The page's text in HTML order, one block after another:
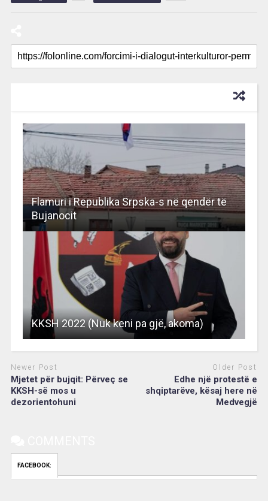
Flamuri i Republika Srpska-s në qendër të
Bujanocit
KKSH 2022 (Nuk keni pa gjë, akoma)
Newer Post
Mjetet për bujqit: Përveç se
KKSH-së mos u
dezorientohuni
Older Post
Edhe një protestë e
shqiptarëve, kësaj here në
Medvegjë
FACEBOOK: